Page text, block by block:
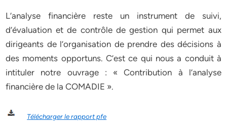
L’analyse financière reste un instrument de suivi,
d’évaluation et de contrôle de gestion qui permet aux
dirigeants de l’organisation de prendre des décisions à
des moments opportuns. C’est ce qui nous a conduit à
intituler notre ouvrage : « Contribution à l’analyse
financière de la COMADIE ».
Télécharger le rapport pfe